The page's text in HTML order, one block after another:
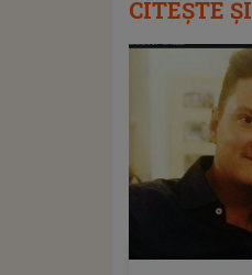
CITEȘTE ȘI